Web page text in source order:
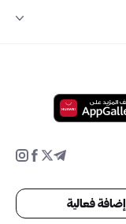
إضافة فعالية